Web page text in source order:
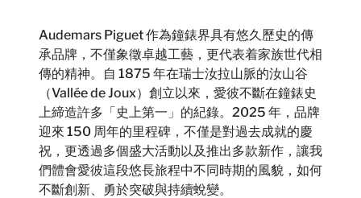
Audemars Piguet 作為鐘錶界具有悠久歷史的傳
承品牌，不僅象徵卓越工藝，更代表着家族世代相
傳的精神。自 1875 年在瑞士汝拉山脈的汝山谷
（Vallée de Joux）創立以來，愛彼不斷在鐘錶史
上締造許多「史上第一」的紀錄。2025 年，品牌
迎來 150 周年的里程碑，不僅是對過去成就的慶
祝，更透過多個盛大活動以及推出多款新作，讓我
們體會愛彼這段悠長旅程中不同時期的風貌，如何
不斷創新、勇於突破與持續蛻變。